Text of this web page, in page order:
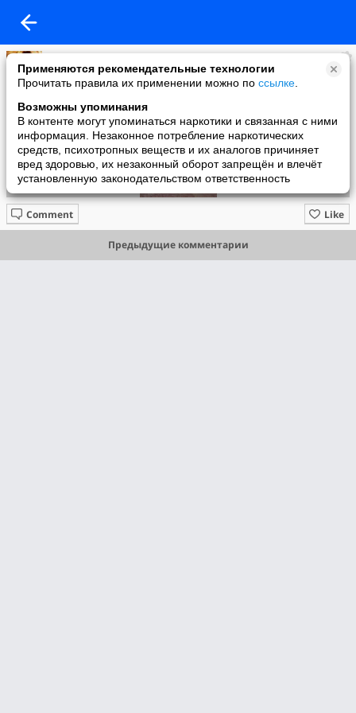
Применяются рекомендательные технологии
Прочитать правила их применении можно по ссылке
Возможны упоминания
В контенте могут упоминаться наркотики и связанная с ними
информация. Незаконное потребление наркотических
средств, психотропных веществ и их аналогов причиняет
вред здоровью, их незаконный оборот запрещён и влечёт
установленную законодательством ответственность
Лана
added a photo
06 Nov в 13:00
Like
Comment
Предыдущие комментарии